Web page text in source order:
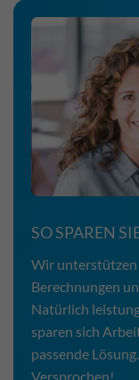
SO SPAREN
Wir unterstützen
Berechnungen
Natürlich
sparen sich
passende
Versprochen!